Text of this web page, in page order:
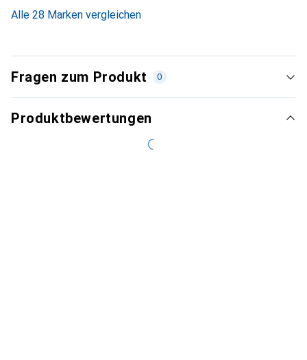
Alle 28 Marken vergleichen
Fragen zum Produkt 0
Produktbewertungen